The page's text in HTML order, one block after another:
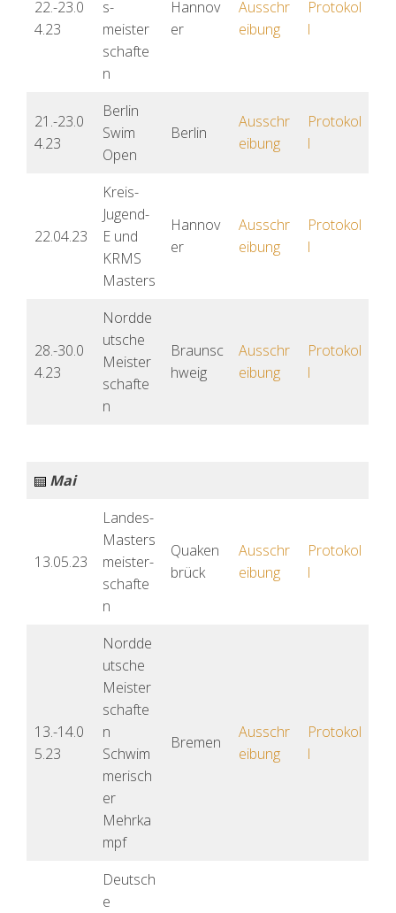
22.-23.0
4.23
s-
meister
schafte
n
Hannov
er
Ausschr
eibung
Protokol
l
21.-23.0
4.23
Berlin
Swim
Open
Berlin
Ausschr
eibung
Protokol
l
22.04.23
Kreis-
Jugend-
E und
KRMS
Masters
Hannov
er
Ausschr
eibung
Protokol
l
28.-30.0
4.23
Nordde
utsche
Meister
schafte
n
Braunsc
hweig
Ausschr
eibung
Protokol
l
Mai
13.05.23
Landes-
Masters
meister-
schafte
n
Quaken
brück
Ausschr
eibung
Protokol
l
13.-14.0
5.23
Nordde
utsche
Meister
schafte
n
Schwim
merisch
er
Mehrka
mpf
Bremen
Ausschr
eibung
Protokol
l
Deutsch
e